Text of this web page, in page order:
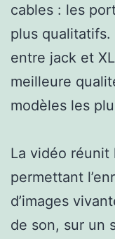
cables : les
plus
entre jack et
meilleure
modèles les
La vidéo
permettant
d’images
de son, sur un